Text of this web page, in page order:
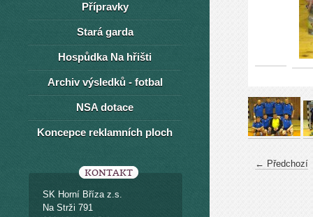
← Předchozí
Přípravky
Stará garda
Hospůdka Na hřišti
Archiv výsledků - fotbal
NSA dotace
Koncepce reklamních ploch
KONTAKT
SK Horní Bříza z.s.
Na Strži 791